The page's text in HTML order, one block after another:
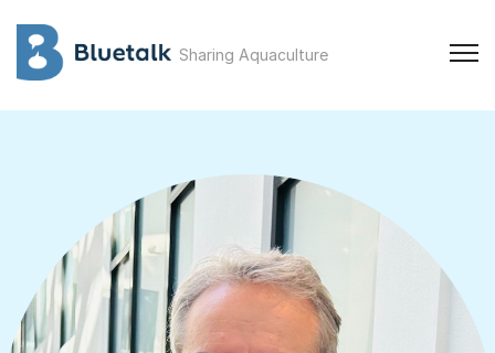
Sharing Aquaculture